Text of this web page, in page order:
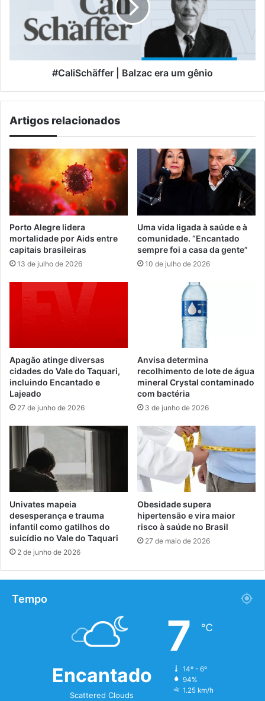
gênio
#CaliSchäffer | Balzac era um gênio
Artigos relacionados
Porto Alegre lidera
mortalidade por Aids entre
capitais brasileiras
13 de julho de 2026
Uma vida ligada à saúde e à
comunidade. “Encantado
sempre foi a casa da gente”
10 de julho de 2026
Apagão atinge diversas
cidades do Vale do Taquari,
incluindo Encantado e
Lajeado
27 de junho de 2026
Anvisa determina
recolhimento de lote de água
mineral Crystal contaminado
com bactéria
3 de junho de 2026
Univates mapeia
desesperança e trauma
infantil como gatilhos do
suicídio no Vale do Taquari
2 de junho de 2026
Obesidade supera
hipertensão e vira maior
risco à saúde no Brasil
27 de maio de 2026
Tempo
Encantado
Scattered Clouds
7 ℃
14º - 6º
94%
1.25 km/h